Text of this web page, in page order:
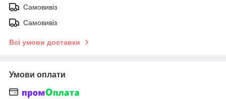
Самовивіз
Самовивіз
Всі умови доставки
Умови оплати